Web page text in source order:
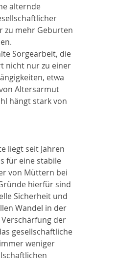
alternde
zu mehr Geburten
Sorgearbeit, die
nicht nur zu einer
etwa
Altersarmut
hängt stark von
liegt seit Jahren
für eine stabile
von Müttern bei
hierfür sind
Sicherheit und
Wandel in der
der
gesellschaftliche
weniger